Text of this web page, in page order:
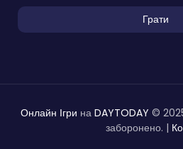
Грати
Онлайн Ігри на DAYTODAY ©
заборонено. |